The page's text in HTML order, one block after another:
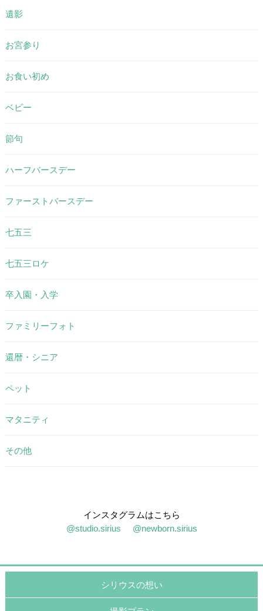
遺影
お宮参り
お食い初め
ベビー
節句
ハーフバースデー
ファーストバースデー
七五三
七五三ロケ
卒入園・入学
ファミリーフォト
還暦・シニア
ペット
マタニティ
その他
インスタグラムはこちら
@studio.sirius
@newborn.sirius
シリウスの想い